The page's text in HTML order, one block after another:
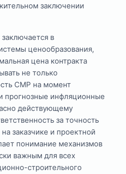
заключении
в
ценообразования,
цена контракта
не только
СМР на момент
прогнозные инфляционные
действующему
за точность
заказчике и проектной
понимание механизмов
важным для всех
строительного